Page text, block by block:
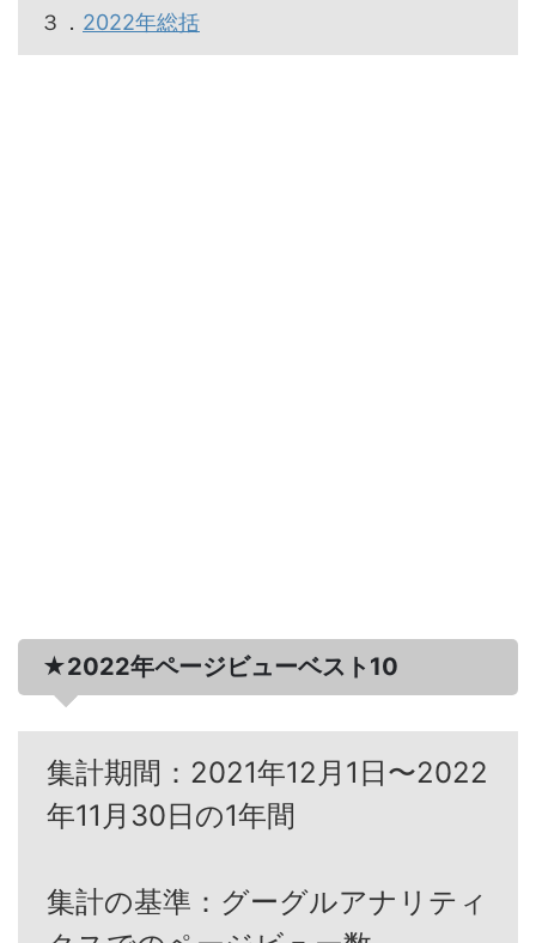
３． 2022年総括
★2022年ページビューベスト10
集計期間：2021年12月1日〜2022
年11月30日の1年間
集計の基準：グーグルアナリティ